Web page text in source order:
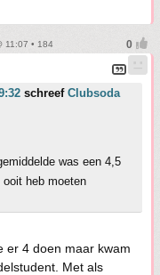
11:07 • 184
schreef Clubsoda
was een 4,5
heb moeten
er 4 doen maar kwam
Met als